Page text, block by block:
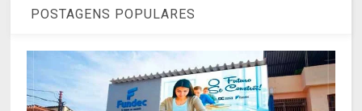
POSTAGENS POPULARES